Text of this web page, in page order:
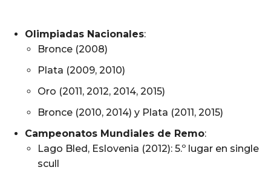
Olimpiadas Nacionales:
Bronce (2008)
Plata (2009, 2010)
Oro (2011, 2012, 2014, 2015)
Bronce (2010, 2014) y Plata (2011, 2015)
Campeonatos Mundiales de Remo:
Lago Bled, Eslovenia (2012): 5.º lugar en single
scull